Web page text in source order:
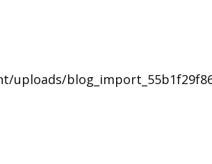
uploads/